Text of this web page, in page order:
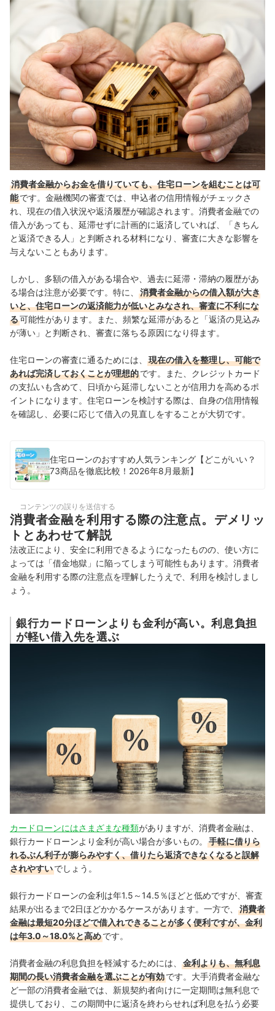
消費者金融からお金を借りていても、住宅ローンを組むことは可
能です。金融機関の審査では、申込者の信用情報がチェックさ
れ、現在の借入状況や返済履歴が確認されます。消費者金融での
借入があっても、延滞せずに計画的に返済していれば、「きちん
と返済できる人」と判断される材料になり、審査に大きな影響を
与えないこともあります。
しかし、多額の借入がある場合や、過去に延滞・滞納の履歴があ
る場合は注意が必要です。特に、
消費者金融からの借入額が大き
いと、住宅ローンの返済能力が低いとみなされ、審査に不利にな
る可能性があります。また、頻繁な延滞があると「返済の見込み
が薄い」と判断され、審査に落ちる原因になり得ます。
住宅ローンの審査に通るためには、
現在の借入を整理し、可能で
あれば完済しておくことが理想的です。また、クレジットカード
の支払いも含めて、日頃から延滞しないことが信用力を高めるポ
イントになります。住宅ローンを検討する際は、自身の信用情報
を確認し、必要に応じて借入の見直しをすることが大切です。
住宅ローンのおすすめ人気ランキング【どこがいい？
73商品を徹底比較！2026年8月最新】
コンテンツの誤りを送信する
消費者金融を利用する際の注意点。デメリッ
トとあわせて解説
法改正により、安全に利用できるようになったものの、使い方に
よっては「借金地獄」に陥ってしまう可能性もあります。消費者
金融を利用する際の注意点を理解したうえで、利用を検討しまし
ょう。
銀行カードローンよりも金利が高い。利息負担
が軽い借入先を選ぶ
カードローンにはさまざまな種類がありますが、消費者金融は、
銀行カードローンより金利が高い場合が多いもの。
手軽に借りら
れるぶん利子が膨らみやすく、借りたら返済できなくなると誤解
されやすいでしょう。
銀行カードローンの金利は年1.5～14.5％ほどと低めですが、審査
結果が出るまで2日ほどかかるケースがあります。一方で、
消費者
金融は最短20分ほどで借入れできることが多く便利ですが、金利
は年3.0～18.0%と高めです。
消費者金融の利息負担を軽減するためには、
金利よりも、無利息
期間の長い消費者金融を選ぶことが有効です。大手消費者金融な
ど一部の消費者金融では、新規契約者向けに一定期間は無利息で
提供しており、この期間中に返済を終わらせれば利息を払う必要